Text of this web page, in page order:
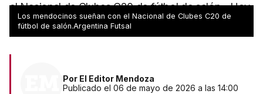
el Nacional de Clubes C20 de fútbol de salón - Hoy
se jugarán los octavos de final
Los mendocinos sueñan con el Nacional de Clubes C20 de
fútbol de salón.Argentina Futsal
Por El Editor Mendoza
Publicado el 06 de mayo de 2026 a las 14:00